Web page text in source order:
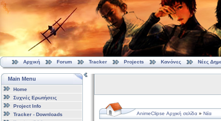
Αρχική Forum Tracker Projects Κανόνες Νέες
Main Menu
Home
Συχνές Ερωτήσεις
Project Info
Tracker - Downloads
AnimeClipse Αρχική σελίδα » Νέα